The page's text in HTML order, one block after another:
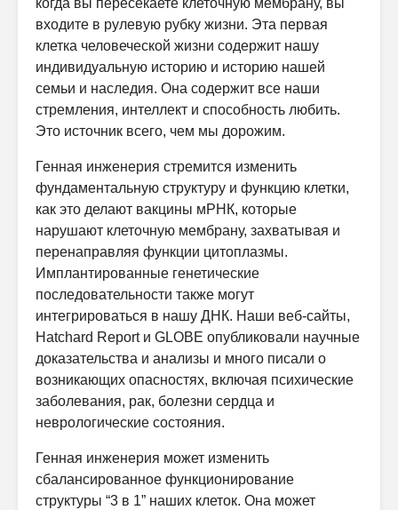
когда вы пересекаете клеточную мембрану, вы
входите в рулевую рубку жизни. Эта первая
клетка человеческой жизни содержит нашу
индивидуальную историю и историю нашей
семьи и наследия. Она содержит все наши
стремления, интеллект и способность любить.
Это источник всего, чем мы дорожим.
Генная инженерия стремится изменить
фундаментальную структуру и функцию клетки,
как это делают вакцины мРНК, которые
нарушают клеточную мембрану, захватывая и
перенаправляя функции цитоплазмы.
Имплантированные генетические
последовательности также могут
интегрироваться в нашу ДНК. Наши веб-сайты,
Hatchard Report и GLOBE опубликовали научные
доказательства и анализы и много писали о
возникающих опасностях, включая психические
заболевания, рак, болезни сердца и
неврологические состояния.
Генная инженерия может изменить
сбалансированное функционирование
структуры “3 в 1” наших клеток. Она может